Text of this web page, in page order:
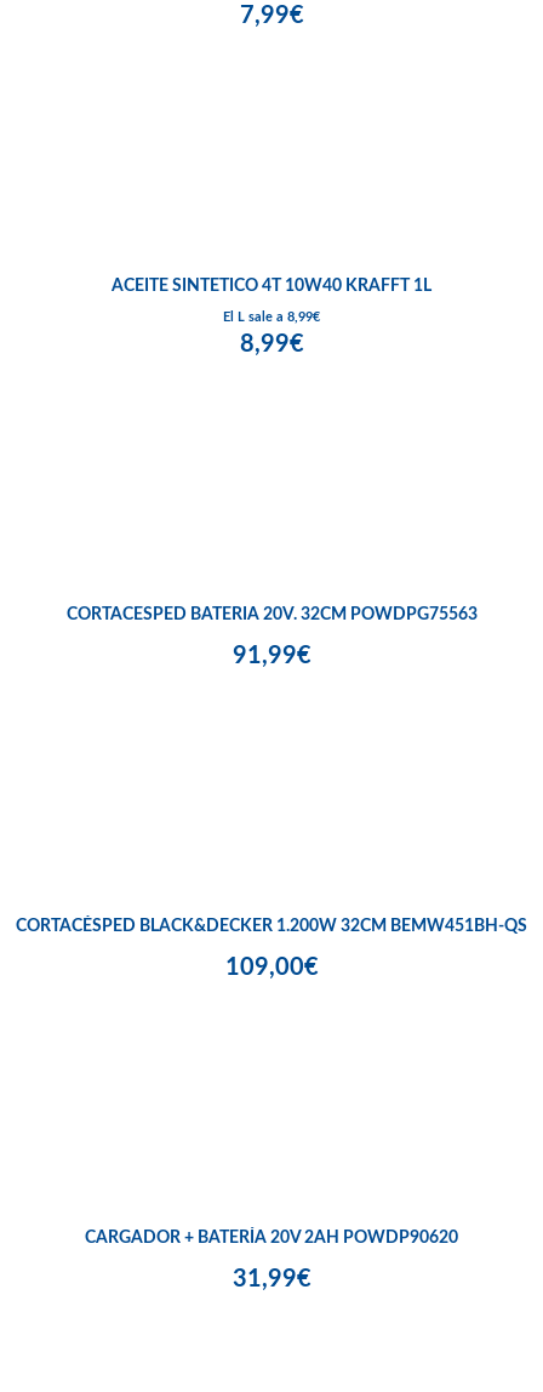
7,99€
ACEITE SINTETICO 4T 10W40 KRAFFT 1L
El L sale a 8,99€
8,99€
CORTACESPED BATERIA 20V. 32CM POWDPG75563
91,99€
CORTACÉSPED BLACK&DECKER 1.200W 32CM BEMW451BH-QS
109,00€
CARGADOR + BATERÍA 20V 2AH POWDP90620
31,99€